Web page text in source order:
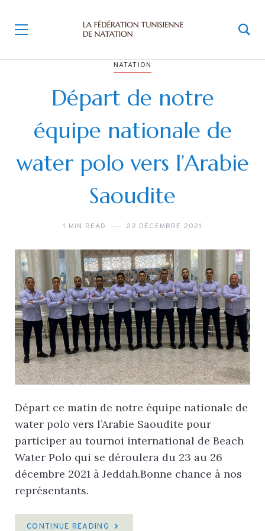
NATATION
Départ de notre
équipe nationale de
water polo vers l’Arabie
Saoudite
1 MIN READ 22 DÉCEMBRE 2021
Départ ce matin de notre équipe nationale de
water polo vers l’Arabie Saoudite pour
participer au tournoi international de Beach
Water Polo qui se déroulera du 23 au 26
décembre 2021 à Jeddah.Bonne chance à nos
représentants.
CONTINUE READING